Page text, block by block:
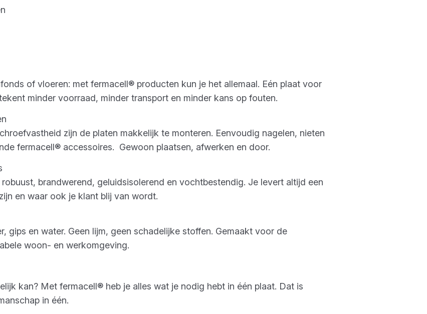
afbouwproject alle kanten op.
of vloeren: met fermacell® producten kun je het allemaal. Eén plaat voor
minder voorraad, minder transport en minder kans op fouten.
zijn de platen makkelijk te monteren. Eenvoudig nagelen, nieten
fermacell® accessoires. Gewoon plaatsen, afwerken en door.
brandwerend, geluidsisolerend en vochtbestendig. Je levert altijd een
en waar ook je klant blij van wordt.
gips en water. Geen lijm, geen schadelijke stoffen. Gemaakt voor de
woon- en werkomgeving.
kan? Met fermacell® heb je alles wat je nodig hebt in één plaat. Dat is
in één.